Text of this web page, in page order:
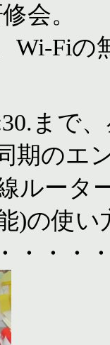
会。
Wi-Fiの
まで
期のエ
ルータ
)の使い
・・・